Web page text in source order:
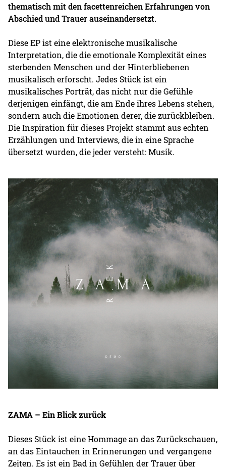
thematisch mit den facettenreichen Erfahrungen von
Abschied und Trauer auseinandersetzt.
Diese EP ist eine elektronische musikalische
Interpretation, die die emotionale Komplexität eines
sterbenden Menschen und der Hinterbliebenen
musikalisch erforscht. Jedes Stück ist ein
musikalisches Porträt, das nicht nur die Gefühle
derjenigen einfängt, die am Ende ihres Lebens stehen,
sondern auch die Emotionen derer, die zurückbleiben.
Die Inspiration für dieses Projekt stammt aus echten
Erzählungen und Interviews, die in eine Sprache
übersetzt wurden, die jeder versteht: Musik.
ZAMA – Ein Blick zurück
Dieses Stück ist eine Hommage an das Zurückschauen,
an das Eintauchen in Erinnerungen und vergangene
Zeiten. Es ist ein Bad in Gefühlen der Trauer über